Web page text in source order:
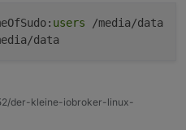
users /media/data
data
der-kleine-iobroker-linux-